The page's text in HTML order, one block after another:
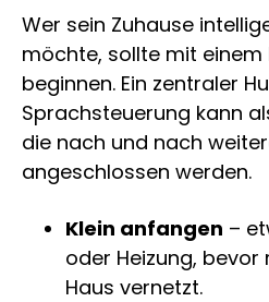
Wer sein Zuhause
möchte, sollte mit einem
beginnen. Ein zentraler
Sprachsteuerung kann
die nach und nach
angeschlossen werden.
Klein anfangen –
oder Heizung,
Haus vernetzt.